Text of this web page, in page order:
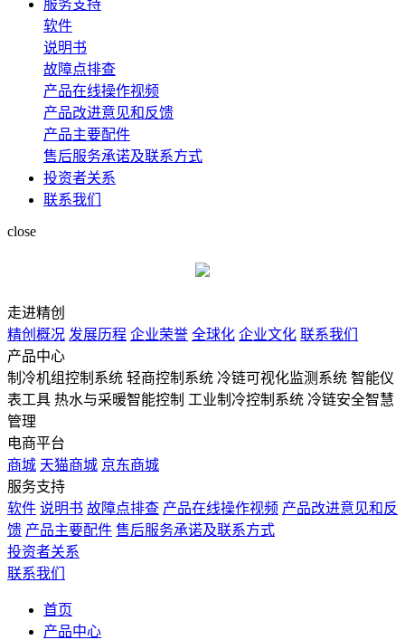
服务支持
软件
说明书
故障点排查
产品在线操作视频
产品改进意见和反馈
产品主要配件
售后服务承诺及联系方式
投资者关系
联系我们
close
走进精创
精创概况 发展历程 企业荣誉 全球化 企业文化 联系我们
产品中心
制冷机组控制系统 轻商控制系统 冷链可视化监测系统 智能仪
表工具 热水与采暖智能控制 工业制冷控制系统 冷链安全智慧
管理
电商平台
商城 天猫商城 京东商城
服务支持
软件 说明书 故障点排查 产品在线操作视频 产品改进意见和反
馈 产品主要配件 售后服务承诺及联系方式
投资者关系
联系我们
首页
产品中心